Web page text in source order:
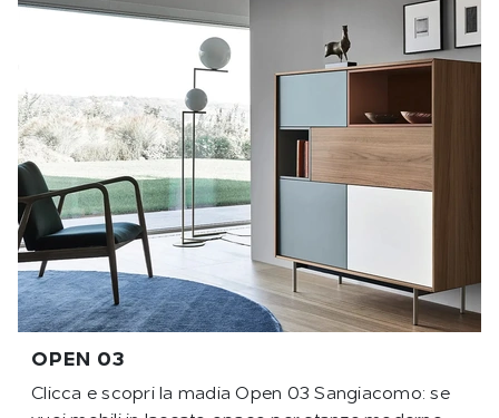
OPEN 03
Clicca e scopri la madia Open 03 Sangiacomo: se